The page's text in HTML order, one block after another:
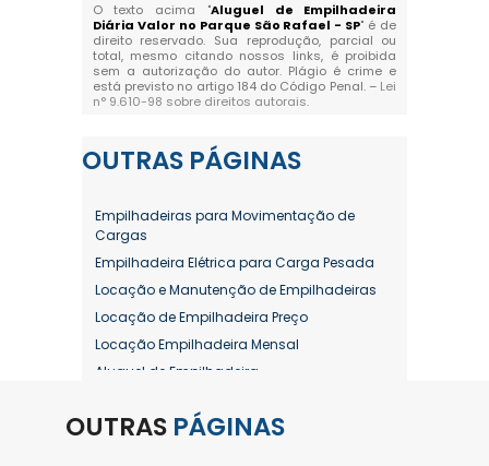
O texto acima "Aluguel de Empilhadeira
Diária Valor no Parque São Rafael - SP" é de
direito reservado. Sua reprodução, parcial ou
total, mesmo citando nossos links, é proibida
sem a autorização do autor. Plágio é crime e
está previsto no artigo 184 do Código Penal. – Lei
n° 9.610-98 sobre direitos autorais.
OUTRAS PÁGINAS
Empilhadeiras para Movimentação de
Cargas
Empilhadeira Elétrica para Carga Pesada
Locação e Manutenção de Empilhadeiras
Locação de Empilhadeira Preço
Locação Empilhadeira Mensal
Aluguel de Empilhadeira
Aluguel de Empilhadeira Diária Valor
OUTRAS PÁGINAS